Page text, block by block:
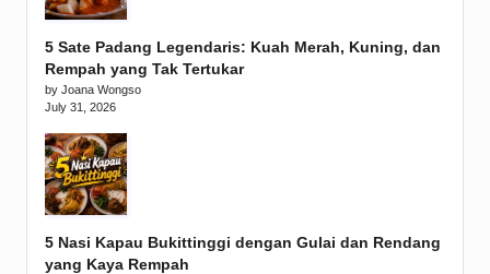
5 Sate Padang Legendaris: Kuah Merah, Kuning, dan
Rempah yang Tak Tertukar
by Joana Wongso
July 31, 2026
5 Nasi Kapau Bukittinggi dengan Gulai dan Rendang
yang Kaya Rempah